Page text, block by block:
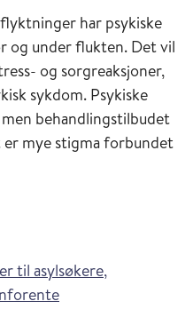
har psykiske
og under flukten. Det vil
og sorgreaksjoner,
sykdom. Psykiske
behandlingstilbudet
mye stigma forbundet
til asylsøkere,